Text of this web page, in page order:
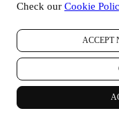
Check our Cookie
ACCEPT
PROPOSER
contractuelle avec
et en boutique Le
assistance après-
concours. Nous
vous concernant
liées à notre
comptabilité, la